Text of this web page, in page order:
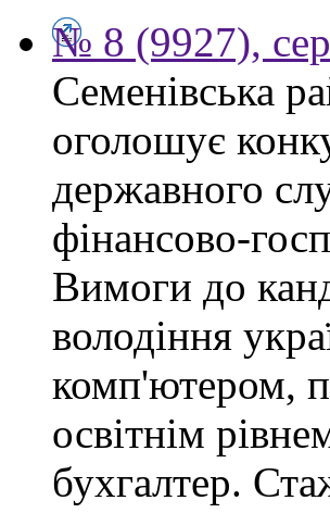
№ 8 (9927),
Семенівська
оголошує
державного
фінансово-
Вимоги до
володіння
комп'ютером,
освітнім
бухгалтер.